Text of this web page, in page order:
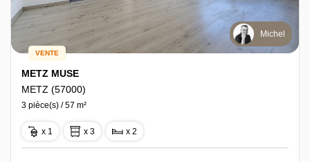
Michel
VENTE
METZ MUSE
METZ (57000)
3 pièce(s) / 57 m²
x 1 x 3 x 2